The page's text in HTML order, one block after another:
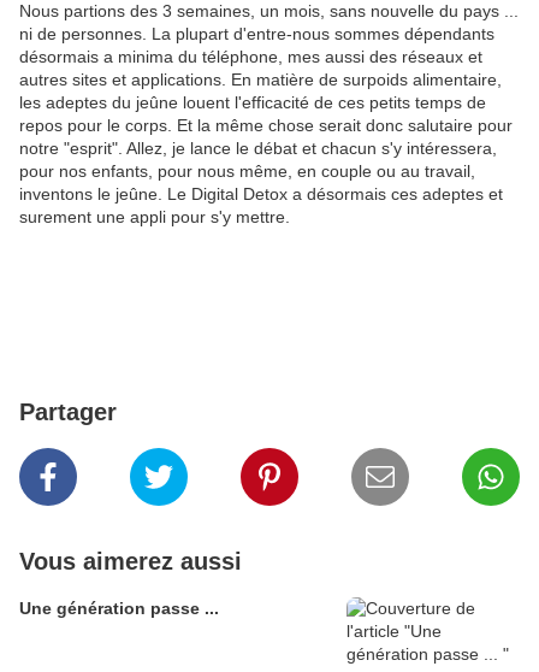
Nous partions des 3 semaines, un mois, sans nouvelle du pays ...
ni de personnes. La plupart d'entre-nous sommes dépendants
désormais a minima du téléphone, mes aussi des réseaux et
autres sites et applications. En matière de surpoids alimentaire,
les adeptes du jeûne louent l'efficacité de ces petits temps de
repos pour le corps. Et la même chose serait donc salutaire pour
notre "esprit". Allez, je lance le débat et chacun s'y intéressera,
pour nos enfants, pour nous même, en couple ou au travail,
inventons le jeûne. Le Digital Detox a désormais ces adeptes et
surement une appli pour s'y mettre.
Partager
Vous aimerez aussi
Une génération passe ...